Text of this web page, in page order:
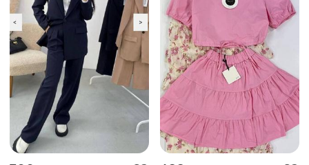
700 грн 40
Брючный костюм с
плечиками черного цвета
эврокостюмка без
подкладки и х/ кошенями
36 и еще 1
699 грн 3
Хлопковий італійскький
костюм xs/s
ХS и еще